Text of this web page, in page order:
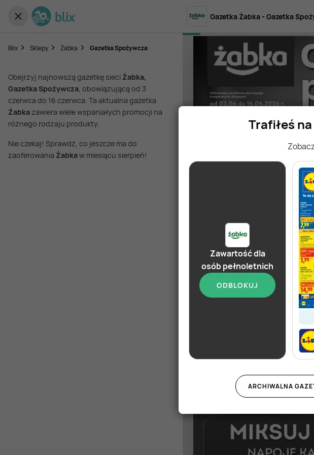
Trafiłeś
Zawartość dla
osób pełnoletnich
ODBLOKUJ
ARCHIWALNA
Gazetka Żabka - Gazetka
Blix Sklepy Żabka Gazetka Spożywcza
Obejrzyj najnowszą gazetkę sieci Żabka,
Gazetka Spożywcza, obowiązującą od 3
czerwca do 16 czerwca. Ta aktualna gazetka
Żabkazawiera wiele wspaniałych promocji na
różnego rodzaju produkty.
Nie czekaj! Sprawdź, co jeszcze ma do
zaoferowania Żabkaw miesiącu sierpień!